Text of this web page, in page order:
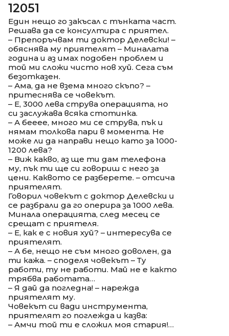
12051
Един нещо го закъсал с тънката част.
Решава да се консултира с приятел.
– Препоръчвам ти доктор Делевски! –
обяснява му приятелят – Миналата
година и аз имах подобен проблем и
той ми сложи чисто нов хуй. Сега съм
безотказен.
– Ама, да не взема много скъпо? –
притеснява се човекът.
– Е, 3000 лева струва операцията, но
си заслужава всяка стотинка.
– А бееее, много ми се струва, пък и
нямам толкова пари в момента. Не
може ли да направи нещо като за 1000-
1200 лева?
– Виж какво, аз ще ти дам телефона
му, пък ти ще си говориш с него за
цени. Каквото се разберете. – отсича
приятелят.
Говорил човекът с доктор Делевски и
се разбрали да го оперира за 1000 лева.
Минала операцията, след месец се
срещат с приятеля.
– Е, как е с новия хуй? – интересува се
приятелят.
– А бе, нещо не съм много доволен, да
ти кажа. – споделя човекът – Ту
работи, ту не работи. Май не е както
трябва работата…
– Я дай да погледна! – нарежда
приятелят му.
Човекът си вади инструмента,
приятелят го поглежда и казва:
– Амчи той ти е сложил моя стария!…